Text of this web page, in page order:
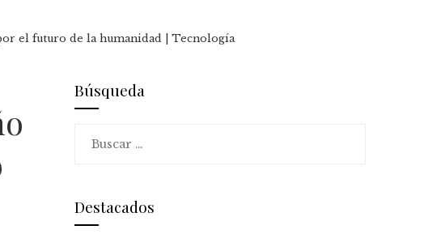
el futuro de la humanidad | Tecnología
Búsqueda
Destacados